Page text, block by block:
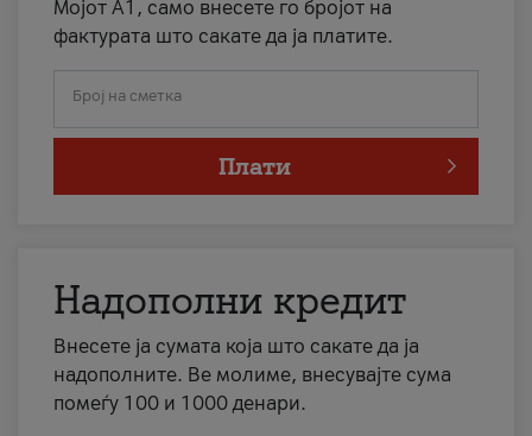
Мојот А1, само внесете го бројот на
фактурата што сакате да ја платите.
Број на сметка
Плати
Надополни кредит
Внесете ја сумата која што сакате да ја
надополните. Ве молиме, внесувајте сума
помеѓу 100 и 1000 денари.